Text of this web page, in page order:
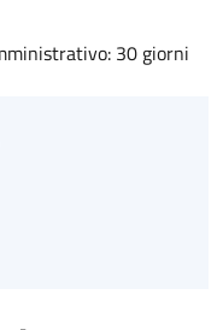
30 giorni